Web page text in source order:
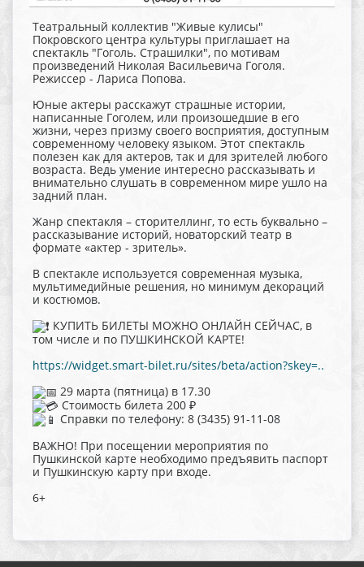
Театральный коллектив "Живые кулисы"
Покровского центра культуры приглашает на
спектакль "Гоголь. Страшилки", по мотивам
произведений Николая Васильевича Гоголя.
Режиссер - Лариса Попова.
Юные актеры расскажут страшные истории,
написанные Гоголем, или произошедшие в его
жизни, через призму своего восприятия, доступным
современному человеку языком. Этот спектакль
полезен как для актеров, так и для зрителей любого
возраста. Ведь умение интересно рассказывать и
внимательно слушать в современном мире ушло на
задний план.
Жанр спектакля – сторителлинг, то есть буквально –
рассказывание историй, новаторский театр в
формате «актер - зритель».
В спектакле используется современная музыка,
мультимедийные решения, но минимум декораций
и костюмов.
КУПИТЬ БИЛЕТЫ МОЖНО ОНЛАЙН СЕЙЧАС, в
том числе и по ПУШКИНСКОЙ КАРТЕ!
https://widget.smart-bilet.ru/sites/beta/action?skey=..
29 марта (пятница) в 17.30
Стоимость билета 200 ₽
Справки по телефону: 8 (3435) 91-11-08
ВАЖНО! При посещении мероприятия по
Пушкинской карте необходимо предъявить паспорт
и Пушкинскую карту при входе.
6+